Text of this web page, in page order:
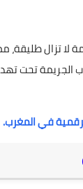
تزال طليقة،
الجريمة تحت
في المغرب.